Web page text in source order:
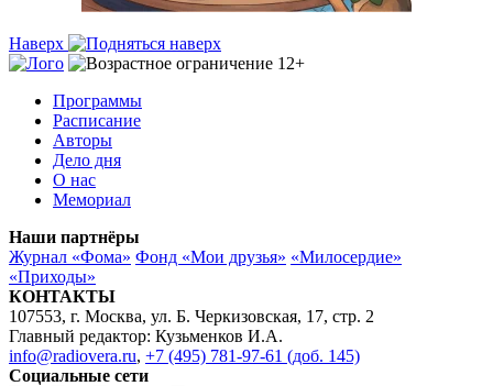
Наверх
Программы
Расписание
Авторы
Дело дня
О нас
Мемориал
Наши партнёры
Журнал «Фома» Фонд «Мои друзья» «Милосердие»
«Приходы»
КОНТАКТЫ
107553, г. Москва, ул. Б. Черкизовская, 17, стр. 2
Главный редактор: Кузьменков И.А.
info@radiovera.ru, +7 (495) 781-97-61 (доб. 145)
Социальные сети